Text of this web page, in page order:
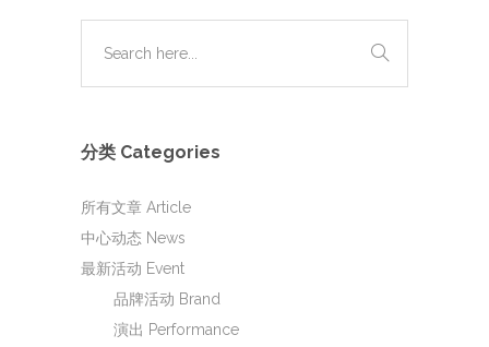
分类 Categories
所有文章 Article
中心动态 News
最新活动 Event
品牌活动 Brand
演出 Performance